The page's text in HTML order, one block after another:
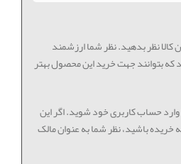
کالا نظر بدهید. نظر شما ارزشمند
بتوانند جهت خرید این محصول بهتر
وارد حساب کاربری خود شوید. اگر این
خریده باشید، نظر شما به عنوان مالک